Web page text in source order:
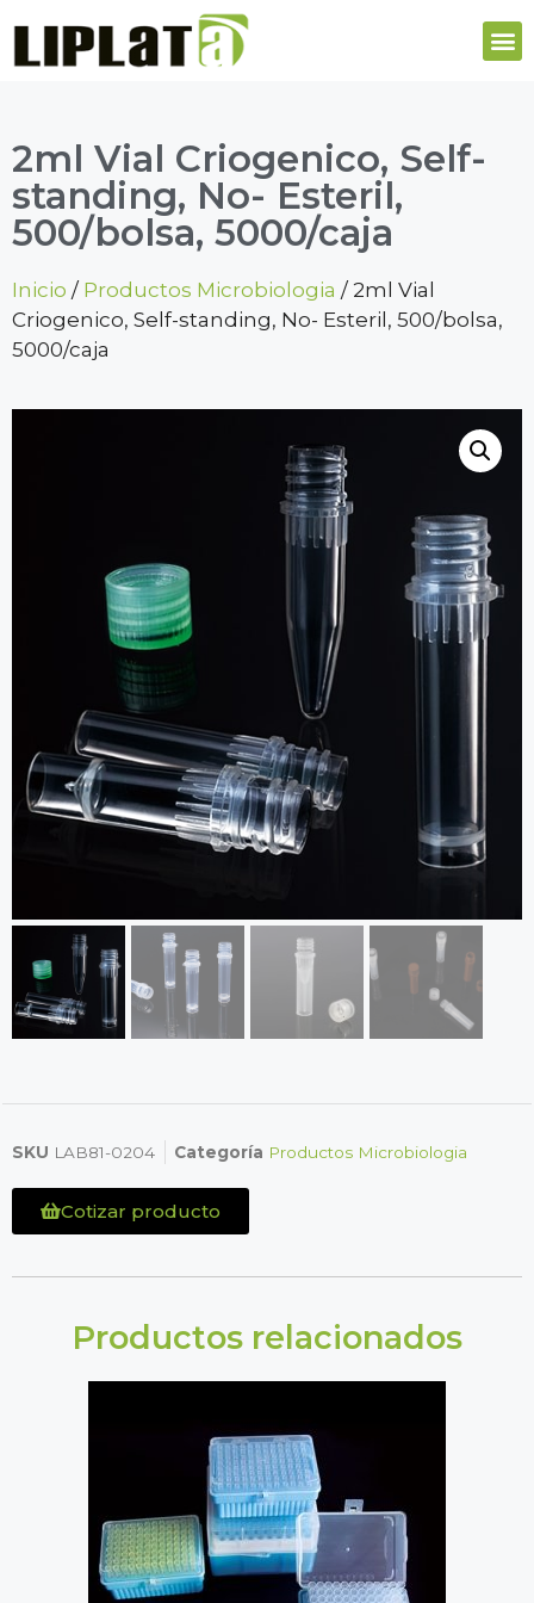
2ml Vial Criogenico, Self-
standing, No- Esteril,
500/bolsa, 5000/caja
Inicio / Productos Microbiologia / 2ml Vial
Criogenico, Self-standing, No- Esteril, 500/bolsa,
5000/caja
SKU LAB81-0204 Categoría Productos Microbiologia
Cotizar producto
Productos relacionados